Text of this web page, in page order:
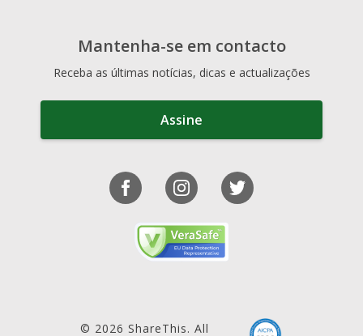
Mantenha-se em contacto
Receba as últimas notícias, dicas e actualizações
Assine
© 2026 ShareThis. All